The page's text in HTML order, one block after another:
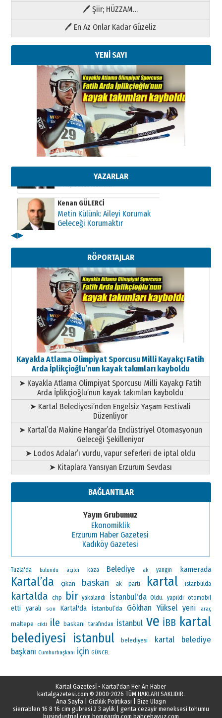
🖊 Şiir; HÜZZAM…
🖊 En Az Onlar Kadar Güzeliz
YENİ SAYI
YAZARLAR
Kenan GÜLERCİ
Metin Külünk: Aileyi Korumak
11 Mayıs 2026 Pazartesi
Metin Külünk: Aileyi Korumak
Geleceği Korumaktır
11 Mayıs 2026 Pazartesi
Metin Külünk: Aileyi Korumak
Geleceği Korumaktır
11 Mayıs 2026 Pazartesi
◀▶
RÖPORTAJLAR
Kayakla Atlama Olimpiyat Sporcusu Milli Kayakçı Fatih
Arda İplikçioğlu’nun kayak takımları kayboldu
➤ Kayakla Atlama Olimpiyat Sporcusu Milli Kayakçı Fatih
Arda İplikçioğlu’nun kayak takımları kayboldu
➤ Kartal Belediyesi’nden Engelsiz Yaşam Festivali
Düzenliyor
➤ Kartal’da Makine Hangar’da Endüstriyel Otomasyonun
Geleceği Şekilleniyor
➤ Lodos Adalar’ı vurdu, vapur seferleri de iptal oldu
➤ Kitaplara Yansıyan Erzurum Sevdası
BAĞLANTILAR
Yayın Grubumuz
Ekonomiklik
Erzurum Haber Gazetesi
Kadıköy Gazetesi
Tuzla'da bulundu açıldı kaza Belediye ak yangin kamerada
Kartal’da çıkan baskan ak parti kartal istanbulda
kartalda chp bir yakalandı İstanbul'da Oldu. yapıldı otomobil
etti yaralı son Kartal'da İstanbul’da Gökhan Yüksel yeni araç
maltepe cikti ile baskani tarafından İstanbul ve İBB kartal
belediyesi istanbul belediyesi
kartal belediye
başkanı Cumhurbaşkanı için GÜNCEL
Kartal Gazetesİ - Kartal'dan Her An Haber
kartalgazetesi.com © 2000-2026 TÜM HAKLARI SAKLIDIR.
Ana Sayfa
Gizlilik Politikası
Bize Ulaşın
sierrablen 16 8 16 cim gubresi 2 3 aylik| genta cezayir meneksesi tohumu
busindustrial.com homgardn.com bahcehavuz.com